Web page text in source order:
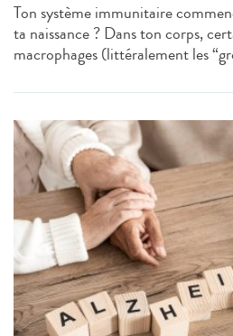
Ton système immunitaire
ta naissance ? Dans ton corps,
macrophages (littéralement les